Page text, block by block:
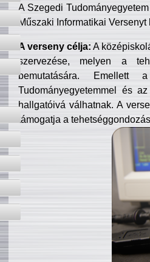
A Szegedi
Műszaki Informatikai
A verseny célja: A
szervezése, melyen a
bemutatására. Emellett
Tudományegyetemmel és
hallgatóivá válhatnak. A
támogatja a